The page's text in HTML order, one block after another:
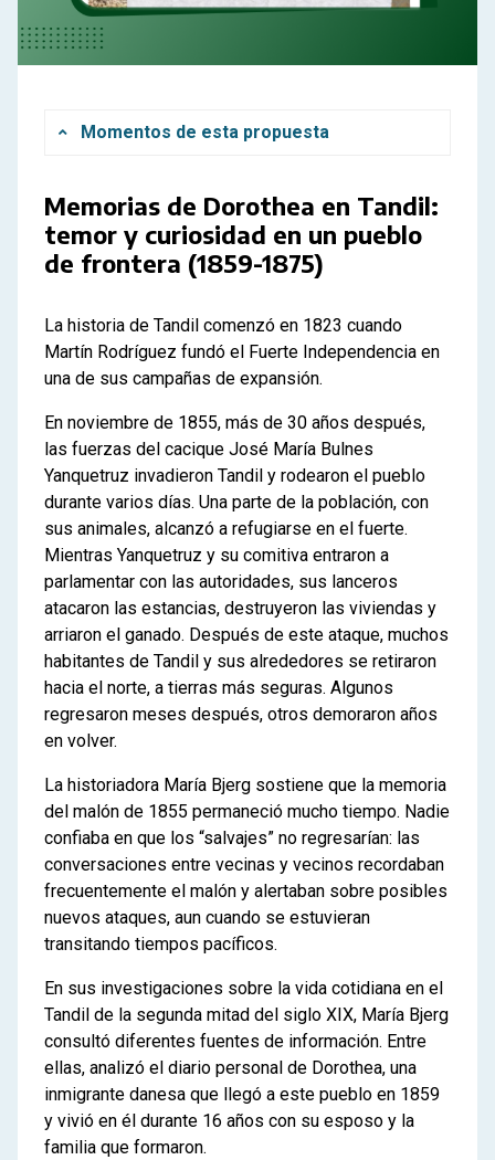
Momentos de esta propuesta
0
Orientaciones para docentes
Propuestas de trabajo para el aula
de frontera
Las relaciones entre sociedades
indígenas y la sociedad hispano
2
Vida y relaciones entre indígenas e
hispano-criollos en la frontera sur en el
siglo XIX
Los indígenas de las pampas
Grupos, territorios y relaciones
Los intercambios comerciales
La diplomacia indígena
Los caciques o lonkos
Pueblos de frontera
Las estancias en los espacios de
3
Violencia estatal y violencia
indígena en la frontera sur
La expansión de la frontera
criolla: fuertes y fortines
Nuevas miradas sobre los
malones
100 años de cambios en la
4
El fin de la frontera
La derrota de las comunidades
indígenas
Memorias de Dorothea en Tandil:
temor y curiosidad en un pueblo
de frontera (1859-1875)
La historia de Tandil comenzó en 1823 cuando
Martín Rodríguez fundó el Fuerte Independencia en
una de sus campañas de expansión.
En noviembre de 1855, más de 30 años después,
las fuerzas del cacique José María Bulnes
Yanquetruz invadieron Tandil y rodearon el pueblo
durante varios días. Una parte de la población, con
sus animales, alcanzó a refugiarse en el fuerte.
Mientras Yanquetruz y su comitiva entraron a
parlamentar con las autoridades, sus lanceros
atacaron las estancias, destruyeron las viviendas y
arriaron el ganado. Después de este ataque, muchos
habitantes de Tandil y sus alrededores se retiraron
hacia el norte, a tierras más seguras. Algunos
regresaron meses después, otros demoraron años
en volver.
La historiadora María Bjerg sostiene que la memoria
del malón de 1855 permaneció mucho tiempo. Nadie
confiaba en que los “salvajes” no regresarían: las
conversaciones entre vecinas y vecinos recordaban
frecuentemente el malón y alertaban sobre posibles
nuevos ataques, aun cuando se estuvieran
transitando tiempos pacíficos.
En sus investigaciones sobre la vida cotidiana en el
Tandil de la segunda mitad del siglo XIX, María Bjerg
consultó diferentes fuentes de información. Entre
ellas, analizó el diario personal de Dorothea, una
inmigrante danesa que llegó a este pueblo en 1859
y vivió en él durante 16 años con su esposo y la
familia que formaron.